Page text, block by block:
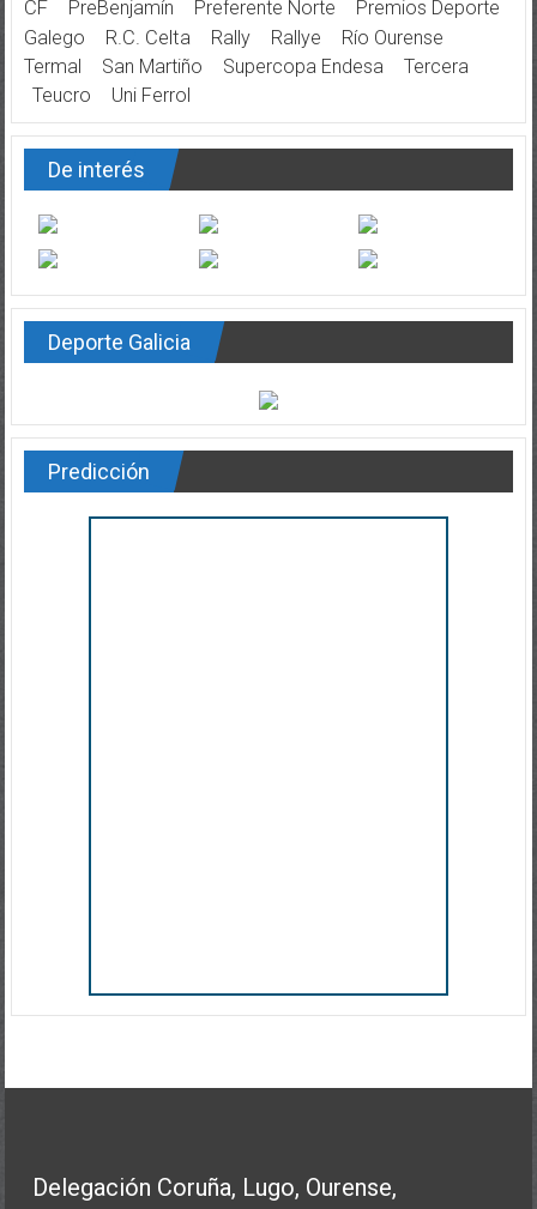
CF
PreBenjamín Preferente Norte
Premios Deporte
Galego
R.C. Celta Rally Rallye
Río Ourense
Termal
San Martiño Supercopa Endesa
Tercera
Teucro
Uni Ferrol
De interés
Deporte Galicia
Predicción
Delegación Coruña, Lugo, Ourense,